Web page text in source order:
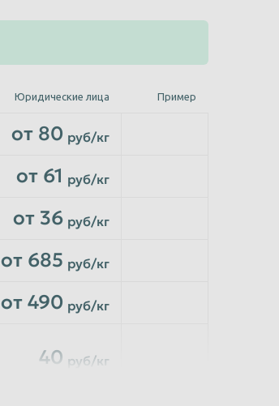
Юридические лица Пример
от 80 руб/кг
от 61 руб/кг
от 36 руб/кг
от 685 руб/кг
от 490 руб/кг
40 руб/кг